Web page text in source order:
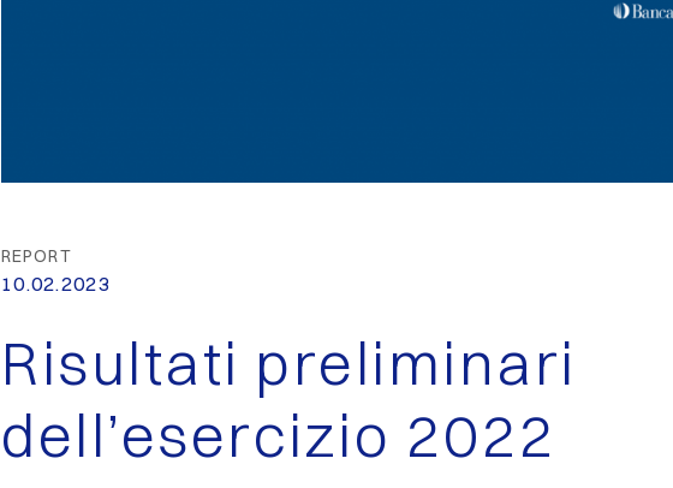
REPORT
10.02.2023
Risultati preliminari
dell’esercizio 2022